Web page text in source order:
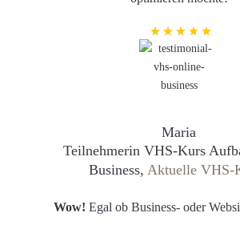
Maria
Teilnehmerin VHS-Kurs
Business, Aktuelle VHS-
Wow! Egal ob Business- oder